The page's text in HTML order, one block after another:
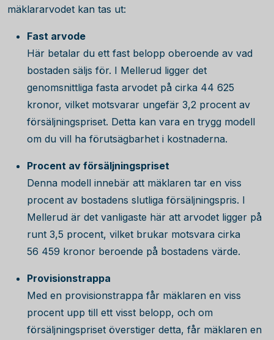
mäklararvodet kan tas ut:
Fast arvode
Här betalar du ett fast belopp oberoende av vad
bostaden säljs för. I Mellerud ligger det
genomsnittliga fasta arvodet på cirka 44 625
kronor, vilket motsvarar ungefär 3,2 procent av
försäljningspriset. Detta kan vara en trygg modell
om du vill ha förutsägbarhet i kostnaderna.
Procent av försäljningspriset
Denna modell innebär att mäklaren tar en viss
procent av bostadens slutliga försäljningspris. I
Mellerud är det vanligaste här att arvodet ligger på
runt 3,5 procent, vilket brukar motsvara cirka
56 459 kronor beroende på bostadens värde.
Provisionstrappa
Med en provisionstrappa får mäklaren en viss
procent upp till ett visst belopp, och om
försäljningspriset överstiger detta, får mäklaren en